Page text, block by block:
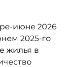
июне 2026
2025-го
жилья в